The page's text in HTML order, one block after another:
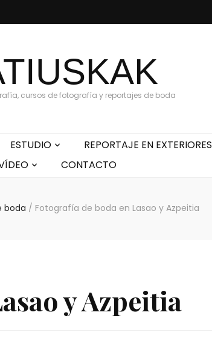
cursos de fotografía y reportajes de boda
ESTUDIO REPORTAJE EN EXTERIORES
CONTACTO
boda / Fotografía de boda en Lasao y Azpeitia
y Azpeitia